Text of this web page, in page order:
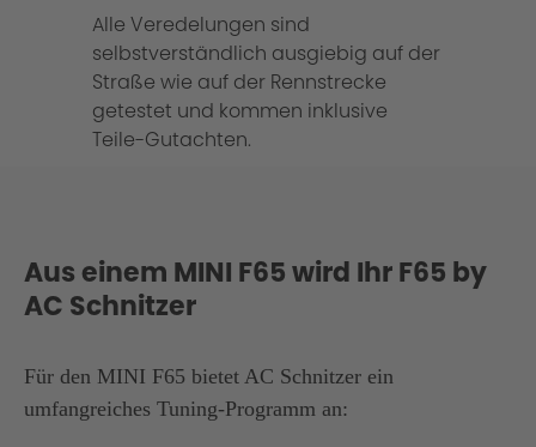
Alle Veredelungen sind
selbstverständlich ausgiebig auf der
Straße wie auf der Rennstrecke
getestet und kommen inklusive
Teile-Gutachten.
Aus einem MINI F65 wird Ihr F65 by
AC Schnitzer
Für den MINI F65 bietet AC Schnitzer ein
umfangreiches Tuning-Programm an: